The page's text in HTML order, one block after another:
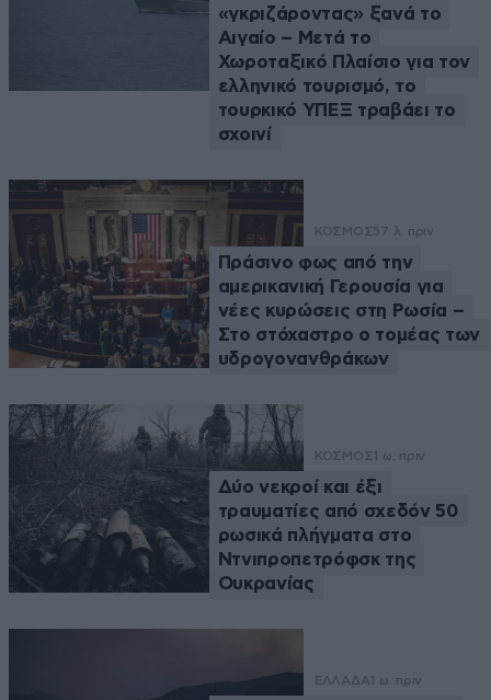
«γκριζάροντας» ξανά το
Αιγαίο – Μετά το
Χωροταξικό Πλαίσιο για τον
ελληνικό τουρισμό, το
τουρκικό ΥΠΕΞ τραβάει το
σχοινί
ΚΟΣΜΟΣ57 λ. πριν
Πράσινο φως από την
αμερικανική Γερουσία για
νέες κυρώσεις στη Ρωσία –
Στο στόχαστρο ο τομέας των
υδρογονανθράκων
ΚΟΣΜΟΣ 1 ω. πριν
Δύο νεκροί και έξι
τραυματίες από σχεδόν 50
ρωσικά πλήγματα στο
Ντνιπροπετρόφσκ της
Ουκρανίας
ΕΛΛΑΔΑ 1 ω. πριν